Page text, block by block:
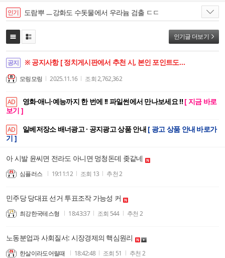
인기 도람뿌 ㅡ강화도 수돗물에서 우라늄 검출 ㄷㄷ
인기글 더보기
공지 ※ 공지사항 [ 정치게시판에서 추천 시, 본인 포인트도 함께 상승합니다. ]
모링모링 2025.11.16 조회2,762,362
AD 영화·애니·예능까지 한 번에 !! 파일썬에서 만나보세요 !! [ 지금 바로
보기 ]
AD 일베저장소 배너광고 · 공지광고 상품 안내 [ 광고 상품 안내 바로가
기 ]
아 시발 윤씨면 전라도 아니면 멍청돈데 좆같네
심플러스 19:11:12 조회 13 추천2
민주당 당대표 선거 투표조작 가능성 커
최강한국테스형 18:43:37 조회 544 추천 2
노동분업과 사회질서: 시장경제의 핵심원리
한살이라도어릴때 18:42:48 조회 51 추천 2